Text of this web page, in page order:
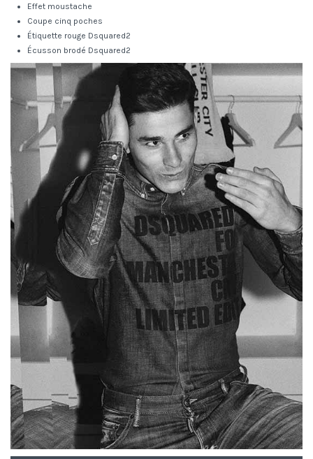
Effet moustache
Coupe cinq poches
Étiquette rouge Dsquared2
Écusson brodé Dsquared2